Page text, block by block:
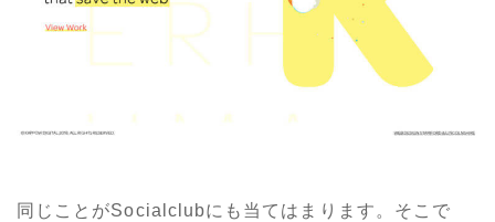
同じことがSocialclubにも当てはまります。そこで